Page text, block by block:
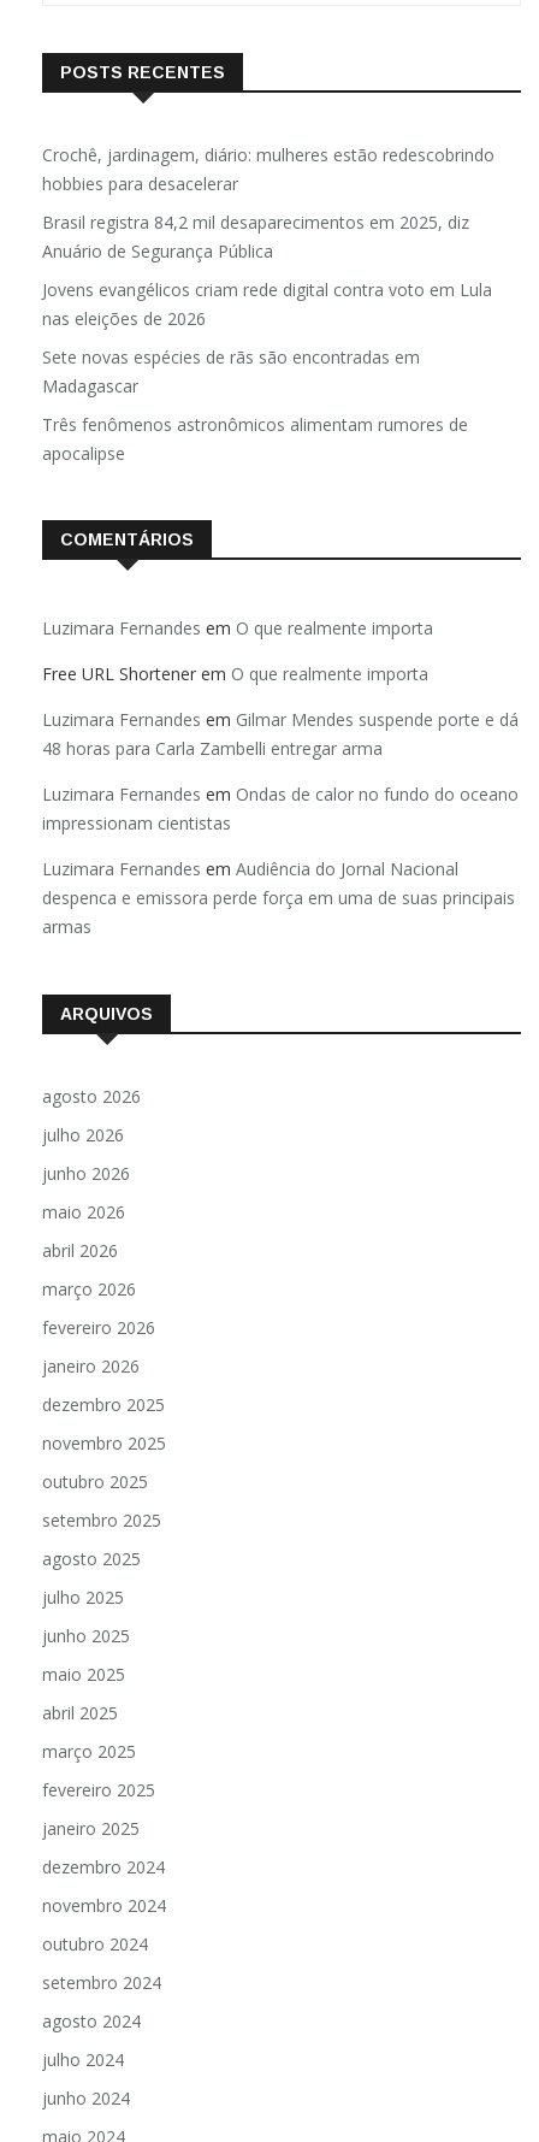
POSTS RECENTES
Crochê, jardinagem, diário: mulheres estão redescobrindo
hobbies para desacelerar
Brasil registra 84,2 mil desaparecimentos em 2025, diz
Anuário de Segurança Pública
Jovens evangélicos criam rede digital contra voto em Lula
nas eleições de 2026
Sete novas espécies de rãs são encontradas em
Madagascar
Três fenômenos astronômicos alimentam rumores de
apocalipse
COMENTÁRIOS
Luzimara Fernandes em O que realmente importa
Free URL Shortener em O que realmente importa
Luzimara Fernandes em Gilmar Mendes suspende porte e dá
48 horas para Carla Zambelli entregar arma
Luzimara Fernandes em Ondas de calor no fundo do oceano
impressionam cientistas
Luzimara Fernandes em Audiência do Jornal Nacional
despenca e emissora perde força em uma de suas principais
armas
ARQUIVOS
agosto 2026
julho 2026
junho 2026
maio 2026
abril 2026
março 2026
fevereiro 2026
janeiro 2026
dezembro 2025
novembro 2025
outubro 2025
setembro 2025
agosto 2025
julho 2025
junho 2025
maio 2025
abril 2025
março 2025
fevereiro 2025
janeiro 2025
dezembro 2024
novembro 2024
outubro 2024
setembro 2024
agosto 2024
julho 2024
junho 2024
maio 2024